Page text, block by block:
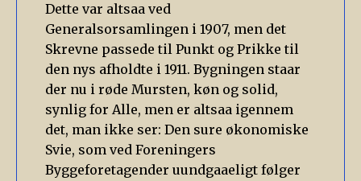
Dette var altsaa ved
Generalsorsamlingen i 1907, men det
Skrevne passede til Punkt og Prikke til
den nys afholdte i 1911. Bygningen staar
der nu i røde Mursten, køn og solid,
synlig for Alle, men er altsaa igennem
det, man ikke ser: Den sure økonomiske
Svie, som ved Foreningers
Byggeforetagender uundgaaeligt følger